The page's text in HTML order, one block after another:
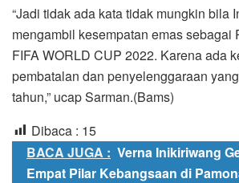
“Jadi tidak ada kata tidak mungkin bila
mengambil kesempatan emas sebagai
FIFA WORLD CUP 2022. Karena ada
pembatalan dan penyelenggaraan
tahun,” ucap Sarman.(Bams)
Dibaca : 15
BACA JUGA : Verna Inikiriwang
Empat Pilar Kebangsaan di